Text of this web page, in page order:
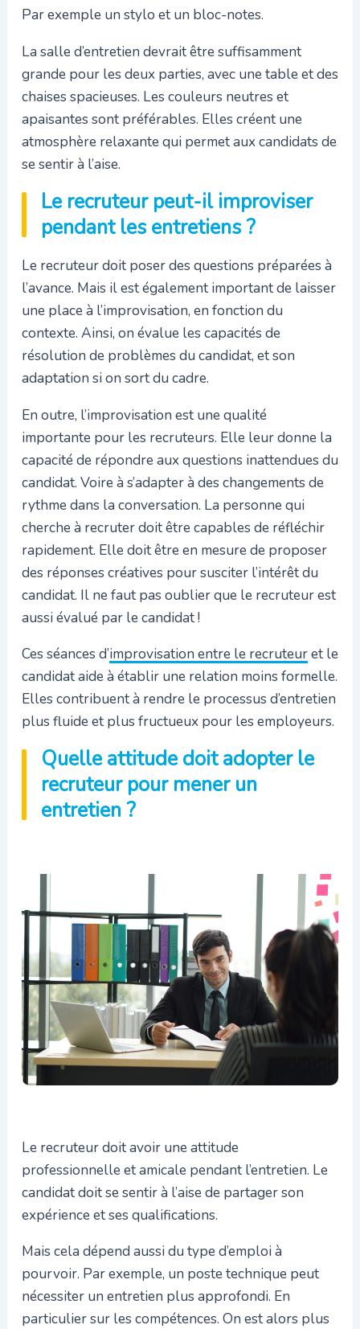
Par exemple un stylo et un bloc-notes.
La salle d’entretien devrait être suffisamment
grande pour les deux parties, avec une table et des
chaises spacieuses. Les couleurs neutres et
apaisantes sont préférables. Elles créent une
atmosphère relaxante qui permet aux candidats de
se sentir à l’aise.
Le recruteur peut-il improviser
pendant les entretiens ?
Le recruteur doit poser des questions préparées à
l’avance. Mais il est également important de laisser
une place à l’improvisation, en fonction du
contexte. Ainsi, on évalue les capacités de
résolution de problèmes du candidat, et son
adaptation si on sort du cadre.
En outre, l’improvisation est une qualité
importante pour les recruteurs. Elle leur donne la
capacité de répondre aux questions inattendues du
candidat. Voire à s’adapter à des changements de
rythme dans la conversation. La personne qui
cherche à recruter doit être capables de réfléchir
rapidement. Elle doit être en mesure de proposer
des réponses créatives pour susciter l’intérêt du
candidat. Il ne faut pas oublier que le recruteur est
aussi évalué par le candidat !
Ces séances d’improvisation entre le recruteuret le
candidat aide à établir une relation moins formelle.
Elles contribuent à rendre le processus d’entretien
plus fluide et plus fructueux pour les employeurs.
Quelle attitude doit adopter le
recruteur pour mener un
entretien ?
Le recruteur doit avoir une attitude
professionnelle et amicale pendant l’entretien. Le
candidat doit se sentir à l’aise de partager son
expérience et ses qualifications.
Mais cela dépend aussi du type d’emploi à
pourvoir. Par exemple, un poste technique peut
nécessiter un entretien plus approfondi. En
particulier sur les compétences. On est alors plus